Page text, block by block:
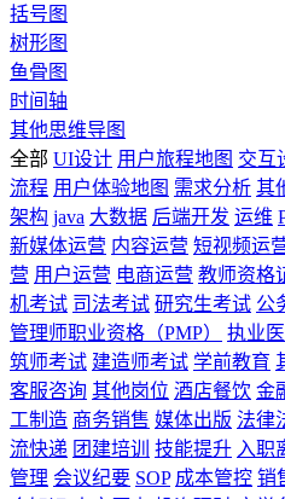
括号图
树形图
鱼骨图
时间轴
其他思维导图
全部 UI设计 用户旅程地图 交互
流程 用户体验地图 需求分析 其
架构 java 大数据 后端开发 运维
新媒体运营 内容运营 短视频运
营 用户运营 电商运营 教师资格
机考试 司法考试 研究生考试 公
管理师职业资格（PMP）
执业
筑师考试 建造师考试 学前教育
客服咨询 其他岗位 酒店餐饮 金
工制造 商务销售 媒体出版 法律
流快递 团建培训 技能提升 入职
管理 会议纪要 SOP 成本管控 销